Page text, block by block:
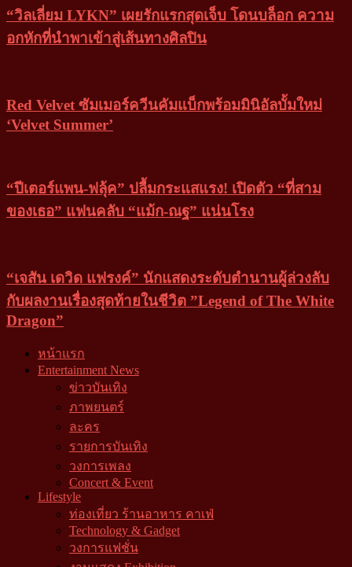
“วิลเลี่ยม LYKN” เผยรักแรกสุดเจ็บ โดนบล็อก ความ
อกหักที่นำพาเข้าสู่เส้นทางศิลปิน
Red Velvet ซัมเมอร์ควีนคัมแบ็กพร้อมมินิอัลบั้มใหม่
‘Velvet Summer’
“ปีเตอร์แพน-ฟลุ้ค” ปลื้มกระแสแรง! เปิดตัว “ที่สาม
ของเธอ” แฟนคลับ “แม้ก-ณฐ” แน่นโรง
“เจสัน เดวิด แฟรงค์” นักแสดงระดับตำนานผู้ล่วงลับ
กับผลงานเรื่องสุดท้ายในชีวิต ”Legend of The White
Dragon”
หน้าแรก
Entertainment News
ข่าวบันเทิง
ภาพยนตร์
ละคร
รายการบันเทิง
วงการเพลง
Concert & Event
Lifestyle
ท่องเที่ยว ร้านอาหาร คาเฟ่
Technology & Gadget
วงการแฟชั่น